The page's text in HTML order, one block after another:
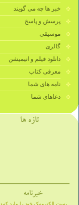
خبر ها چه می گویند
پرسش و پاسخ
موسیقی
گالری
دانلود فیلم و انیمیشن
معرفی کتاب
نامه های شما
دعاهای شما